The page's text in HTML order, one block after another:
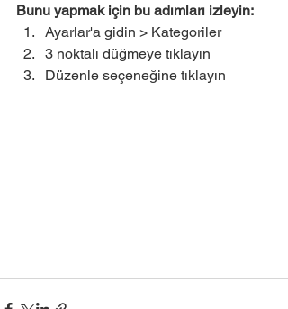
Bunu yapmak için bu adımları izleyin:
Ayarlar'a gidin > Kategoriler
3 noktalı düğmeye tıklayın
Düzenle seçeneğine tıklayın